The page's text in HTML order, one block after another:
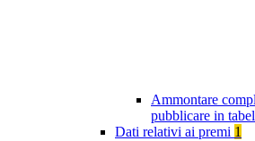
Ammontare
pubblicare in
Dati relativi ai premi 1